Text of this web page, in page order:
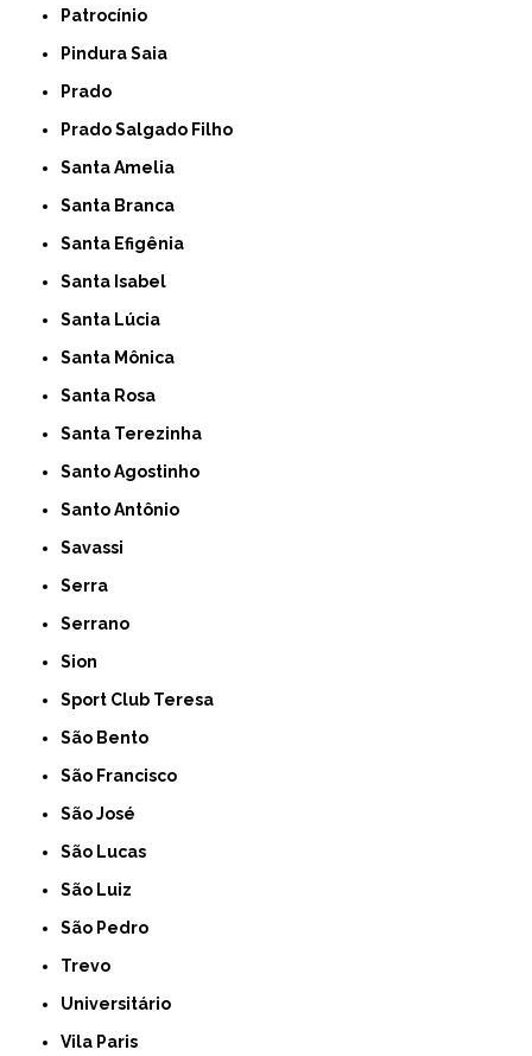
Patrocínio
Pindura Saia
Prado
Prado Salgado Filho
Santa Amelia
Santa Branca
Santa Efigênia
Santa Isabel
Santa Lúcia
Santa Mônica
Santa Rosa
Santa Terezinha
Santo Agostinho
Santo Antônio
Savassi
Serra
Serrano
Sion
Sport Club Teresa
São Bento
São Francisco
São José
São Lucas
São Luiz
São Pedro
Trevo
Universitário
Vila Paris